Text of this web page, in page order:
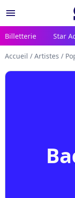
menu
Billetterie Star
Accueil / Artistes /